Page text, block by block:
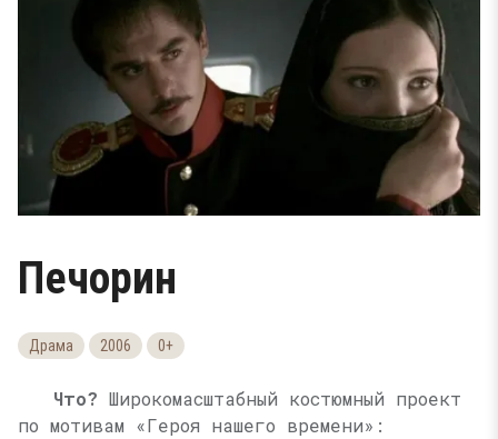
Печорин
Драма 2006 0+
Что? Широкомасштабный костюмный проект
по мотивам «Героя нашего времени»: